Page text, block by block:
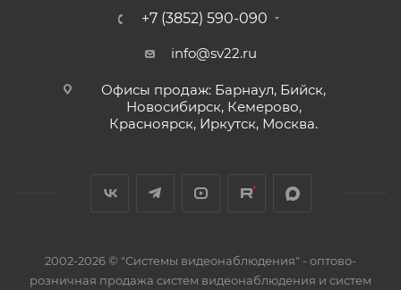
+7 (3852) 590-090
info@sv22.ru
Офисы продаж: Барнаул, Бийск,
Новосибирск, Кемерово,
Красноярск, Иркутск, Москва.
2002-2026 © "Системы видеонаблюдения" - оптово-
розничная продажа систем видеонаблюдения и систем